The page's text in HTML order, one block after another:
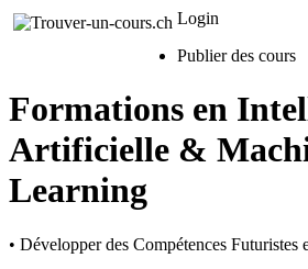
Login
Publier des cours
Formations en
Artificielle &
Learning
• Développer des Compétences Futuristes